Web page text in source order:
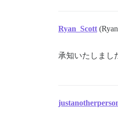
Ryan_Scott
承知いたしまし